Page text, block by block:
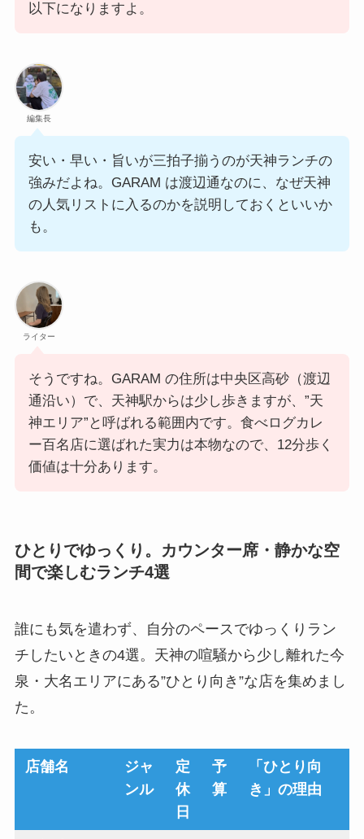
以下になりますよ。
編集長
安い・早い・旨いが三拍子揃うのが天神ランチの
強みだよね。GARAM は渡辺通なのに、なぜ天神
の人気リストに入るのかを説明しておくといいか
も。
ライター
そうですね。GARAM の住所は中央区高砂（渡辺
通沿い）で、天神駅からは少し歩きますが、”天
神エリア”と呼ばれる範囲内です。食べログカレ
ー百名店に選ばれた実力は本物なので、12分歩く
価値は十分あります。
ひとりでゆっくり。カウンター席・静かな空
間で楽しむランチ4選
誰にも気を遣わず、自分のペースでゆっくりラン
チしたいときの4選。天神の喧騒から少し離れた今
泉・大名エリアにある”ひとり向き”な店を集めまし
た。
店舗名
ジャ
ンル
定
休
日
予
算
「ひとり向
き」の理由